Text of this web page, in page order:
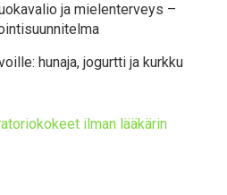
ja mielenterveys –
hunaja, jogurtti ja kurkku
ilman lääkärin